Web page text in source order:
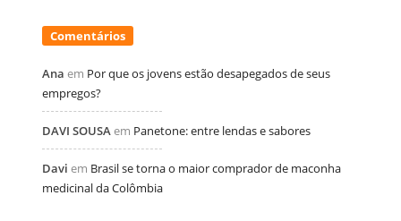
Comentários
Ana em Por que os jovens estão desapegados de seus
empregos?
DAVI SOUSA em Panetone: entre lendas e sabores
Davi em Brasil se torna o maior comprador de maconha
medicinal da Colômbia